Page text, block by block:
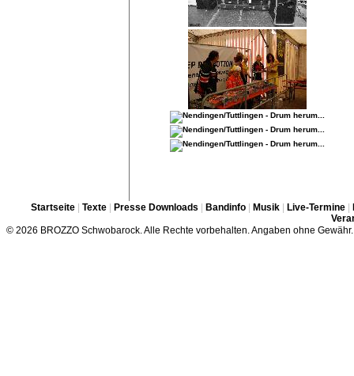
Startseite| Texte| Presse Downloads Bandinfo| Musik| Live-Termine|
© 2026 BROZZO Schwobarock. Alle Rechte vorbehalten. Angaben ohne Gewähr.